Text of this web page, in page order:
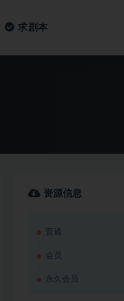
求剧本
资源信息
普通
会员
永久会员